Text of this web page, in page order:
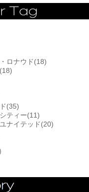
ロナウド(18)
(35)
ティー(11)
ナイテッド(20)